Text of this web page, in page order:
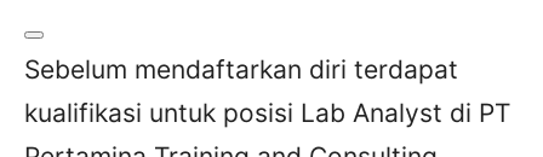
Sebelum mendaftarkan diri terdapat
kualifikasi untuk posisi Lab Analyst di PT